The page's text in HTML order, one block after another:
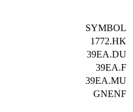
SYMBOL
1772.HK
39EA.DU
39EA.F
39EA.MU
GNENF